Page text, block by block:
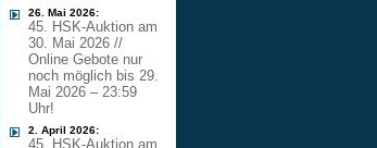
26. Mai 2026:
45. HSK-Auktion am
30. Mai 2026 //
Online Gebote nur
noch möglich bis 29.
Mai 2026 – 23:59
Uhr!
2. April 2026:
45. HSK-Auktion am